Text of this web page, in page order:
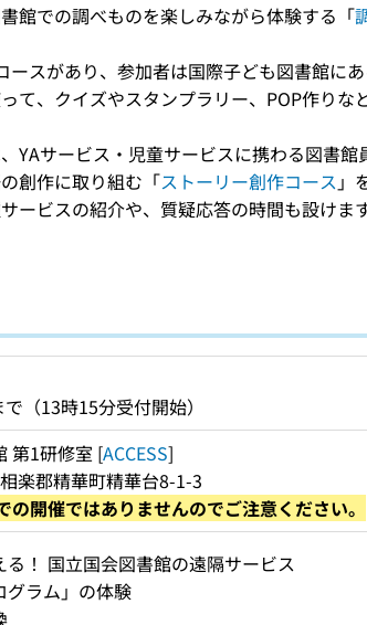
館での調べものを楽しみながら体験する「
スがあり、参加者は国際子ども図書館に
て、クイズやスタンプラリー、POP作りな
YAサービス・児童サービスに携わる図書
創作に取り組む「ストーリー創作コース 」
ービスの紹介や、質疑応答の時間も設けます
（13時15分受付開始）
第1研修室 [ACCESS]
楽郡精華町精華台8-1-3
開催ではありませんのでご注意ください。
る！ 国立国会図書館の遠隔サービス
グラム」の体験